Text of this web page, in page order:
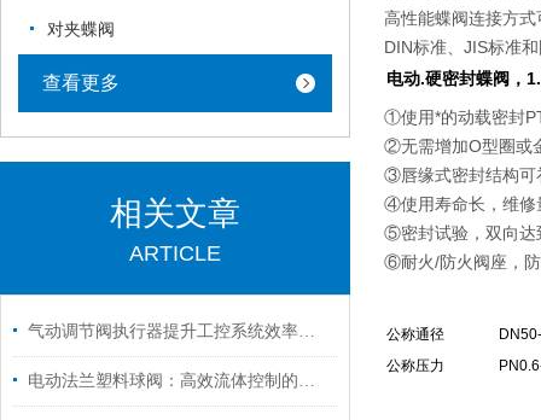
高性能蝶阀连接方
DIN标准、JIS标准
电动.硬密封蝶阀，
①使用*的动载密封
②无需增加O型圈或
③唇缘式密封结构可
④使用寿命长，维修
⑤密封试验，双向达
⑥耐火/防火阀座，
公称通径
公称压力
对夹蝶阀
查看更多
相关文章
ARTICLE
气动调节阀执行器提升工控系统效率的智能设备
电动法兰塑料球阀：高效流体控制的创新解决方案